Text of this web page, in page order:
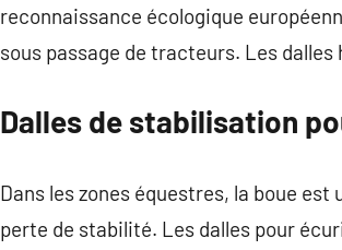
reconnaissance écologique
sous passage de tracteurs. Les
Dalles de stabilisation
Dans les zones équestres, la boue
perte de stabilité. Les dalles pour